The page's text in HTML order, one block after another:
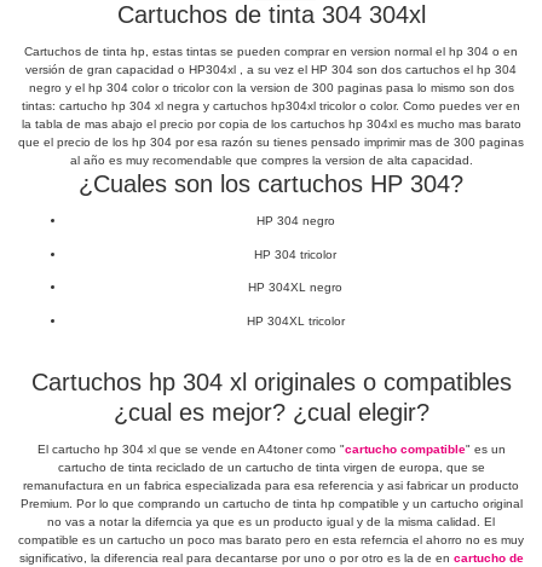
Cartuchos de tinta 304 304xl
Cartuchos de tinta hp, estas tintas se pueden comprar en version normal el hp 304 o en
versión de gran capacidad o HP304xl , a su vez el HP 304 son dos cartuchos el hp 304
negro y el hp 304 color o tricolor con la version de 300 paginas pasa lo mismo son dos
tintas: cartucho hp 304 xl negra y cartuchos hp304xl tricolor o color. Como puedes ver en
la tabla de mas abajo el precio por copia de los cartuchos hp 304xl es mucho mas barato
que el precio de los hp 304 por esa razón su tienes pensado imprimir mas de 300 paginas
al año es muy recomendable que compres la version de alta capacidad.
¿Cuales son los cartuchos HP 304?
HP 304 negro
HP 304 tricolor
HP 304XL negro
HP 304XL tricolor
Cartuchos hp 304 xl originales o compatibles
¿cual es mejor? ¿cual elegir?
El cartucho hp 304 xl que se vende en A4toner como "cartucho compatible" es un
cartucho de tinta reciclado de un cartucho de tinta virgen de europa, que se
remanufactura en un fabrica especializada para esa referencia y asi fabricar un producto
Premium. Por lo que comprando un cartucho de tinta hp compatible y un cartucho original
no vas a notar la diferncia ya que es un producto igual y de la misma calidad. El
compatible es un cartucho un poco mas barato pero en esta referncia el ahorro no es muy
significativo, la diferencia real para decantarse por uno o por otro es la de en cartucho de